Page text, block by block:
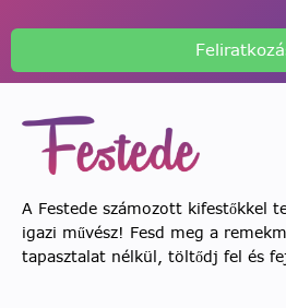
A Festede számozott kifestőkkel
igazi művész! Fesd meg a
tapasztalat nélkül, töltődj fel és